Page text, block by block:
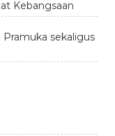
Kebangsaan
Pramuka sekaligus